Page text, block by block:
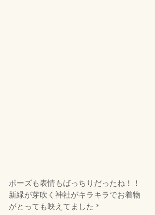
ポーズも表情もばっちりだったね！！
新緑が芽吹く神社がキラキラでお着物
がとっても映えてました＊